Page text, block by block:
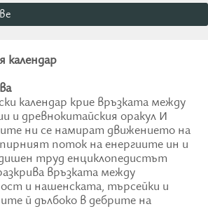
календар
календар крие връзката между
и древнокитайския оракул И
ни се намират движението на
поток на енергиите ин и
труд енциклопедистът
връзката между
и нашенската, търсейки и
й дълбоко в дебрите на